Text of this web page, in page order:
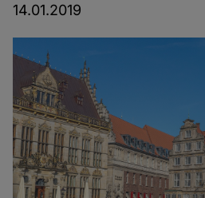
14.01.2019